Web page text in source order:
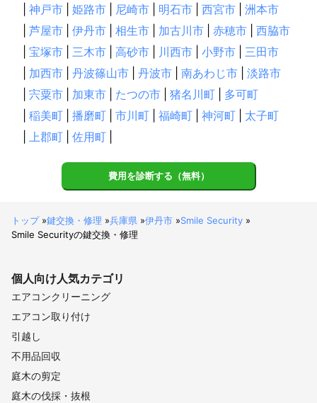
神戸市 姫路市 尼崎市 明石市 西宮市
洲本市
芦屋市 伊丹市 相生市 加古川市 赤穂市
西脇市
宝塚市 三木市 高砂市 川西市 小野市
三田市
加西市 丹波篠山市 丹波市 南あわじ市
淡路市
宍粟市 加東市 たつの市 猪名川町
多可町
稲美町 播磨町 市川町 福崎町 神河町
太子町
上郡町 佐用町
費用を診断する（無料）
トップ»鍵交換・修理 »兵庫県 »伊丹市 »Smile Security »
Smile Securityの鍵交換・修理
個人向け人気カテゴリ
エアコンクリーニング
エアコン取り付け
引越し
不用品回収
庭木の剪定
庭木の伐採・抜根